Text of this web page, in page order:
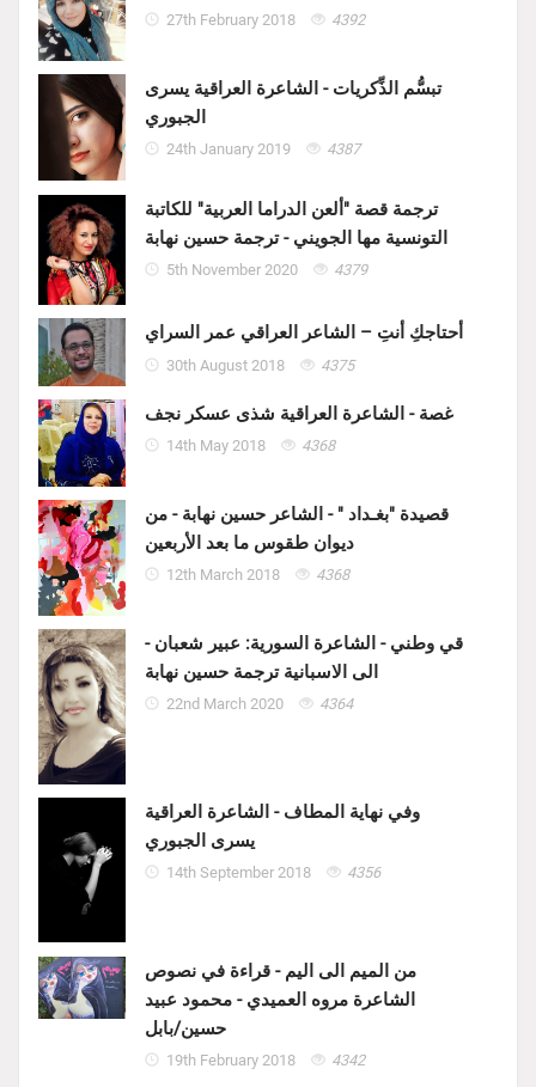
27th February 2018 4392
تبسُّم الذِّكريات - الشاعرة العراقية يسرى
الجبوري
24th January 2019 4387
ترجمة قصة "ألعن الدراما العربية" للكاتبة
التونسية مها الجويني - ترجمة حسين نهابة
5th November 2020 4379
أحتاجكِ أنتِ – الشاعر العراقي عمر السراي
30th August 2018 4375
غصة - الشاعرة العراقية شذى عسكر نجف
14th May 2018 4368
قصيدة "بغـداد " - الشاعر حسين نهابة - من
ديوان طقوس ما بعد الأربعين
12th March 2018 4368
قي وطني - الشاعرة السورية: عبير شعبان -
الى الاسبانية ترجمة حسين نهابة
22nd March 2020 4364
وفي نهاية المطاف - الشاعرة العراقية
يسرى الجبوري
14th September 2018 4356
من الميم الى اليم - قراءة في نصوص
الشاعرة مروه العميدي - محمود عبيد
حسين/بابل
19th February 2018 4342